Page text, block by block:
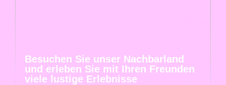
Besuchen Sie unser Nachbarland
und erleben Sie mit Ihren Freunden
viele lustige Erlebnisse